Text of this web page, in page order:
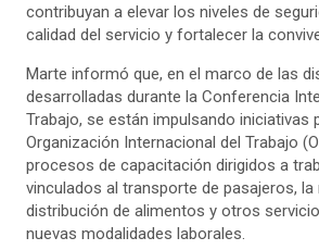
contribuyan a elevar los niveles de
calidad del servicio y fortalecer la
Marte informó que, en el marco de las
desarrolladas durante la Conferencia
Trabajo, se están impulsando iniciativas
Organización Internacional del Trabajo
procesos de capacitación dirigidos a
vinculados al transporte de pasajeros, la
distribución de alimentos y otros
nuevas modalidades laborales.